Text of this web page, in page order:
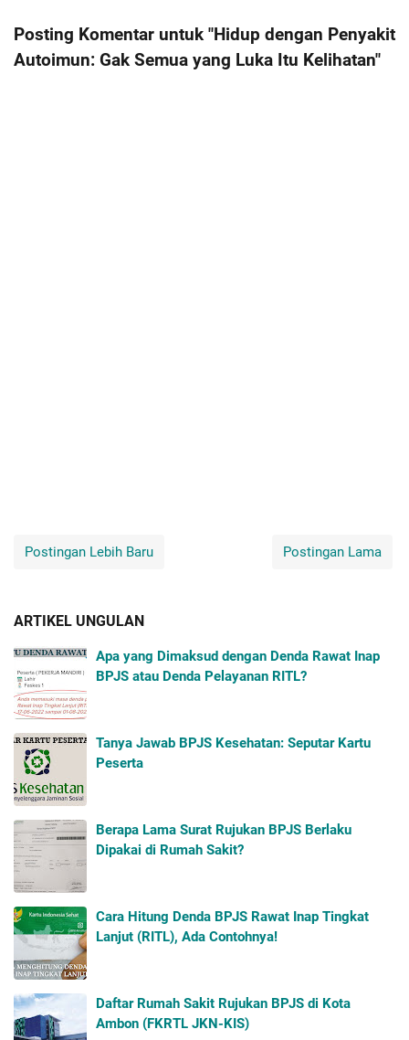
Posting Komentar untuk "Hidup dengan Penyakit
Autoimun: Gak Semua yang Luka Itu Kelihatan"
Postingan Lebih Baru Postingan Lama
ARTIKEL UNGULAN
Apa yang Dimaksud dengan Denda Rawat Inap
BPJS atau Denda Pelayanan RITL?
Tanya Jawab BPJS Kesehatan: Seputar Kartu
Peserta
Berapa Lama Surat Rujukan BPJS Berlaku
Dipakai di Rumah Sakit?
Cara Hitung Denda BPJS Rawat Inap Tingkat
Lanjut (RITL), Ada Contohnya!
Daftar Rumah Sakit Rujukan BPJS di Kota
Ambon (FKRTL JKN-KIS)